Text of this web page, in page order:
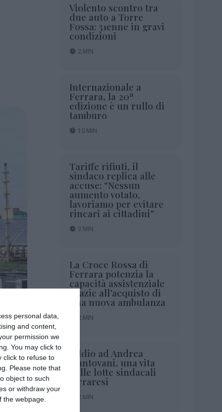
personal data,
and content,
permission we
You may click to
click to refuse to
Please note that
object to such
or withdraw your
webpage.
1 MIN
Violento scontro tra
due auto a Torre
Fossa: 31enne in gravi
condizioni
2 MIN
Internazionale a
Ferrara, la 20ª
edizione è un rullo di
tamburo
10 MIN
Tariffe rifiuti, il
sindaco replica alle
accuse: “Nessun
aumento votato,
lavoriamo per evitare
rincari ai cittadini”
3 MIN
La Croce Rossa di
Ferrara potenzia la
capacità assistenziale
grazie all’acquisto di
una nuova ambulanza
2 MIN
Addio ad Andrea
Mantovani, una vita
nelle lotte sindacali
ferraresi
2 MIN